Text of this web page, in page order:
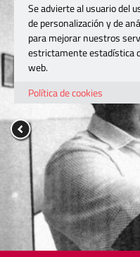
Se advierte al usuario del
de personalización y de
para mejorar nuestros
estrictamente estadística
web.
Política de cookies